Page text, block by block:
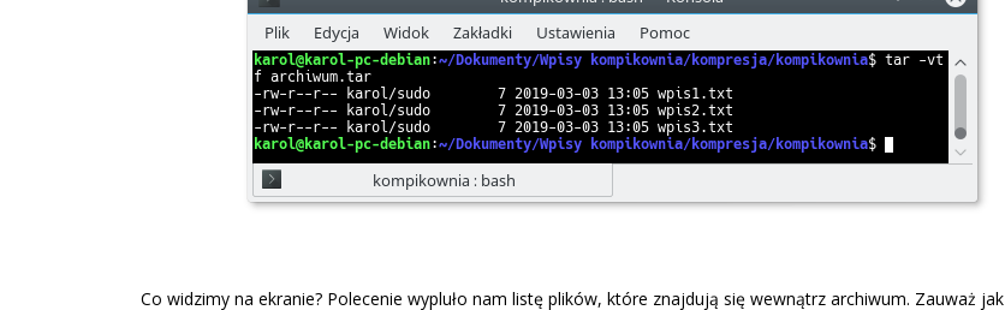
Co widzimy na ekranie? Polecenie wypluło nam listę plików, które znajdują się wewnątrz archiwum. Zauważ jak